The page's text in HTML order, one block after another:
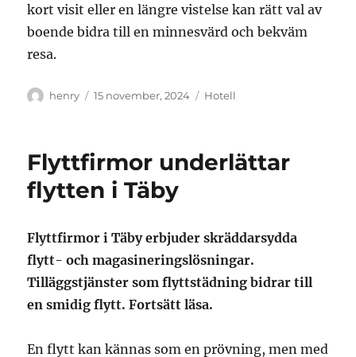
kort visit eller en längre vistelse kan rätt val av
boende bidra till en minnesvärd och bekväm
resa.
Författare
henry
Publicerat
15 november, 2024 Kategorier
Hotell
Flyttfirmor underlättar
flytten i Täby
Flyttfirmor i Täby erbjuder skräddarsydda
flytt- och magasineringslösningar.
Tilläggstjänster som flyttstädning bidrar till
en smidig flytt. Fortsätt läsa.
En flytt kan kännas som en prövning, men med